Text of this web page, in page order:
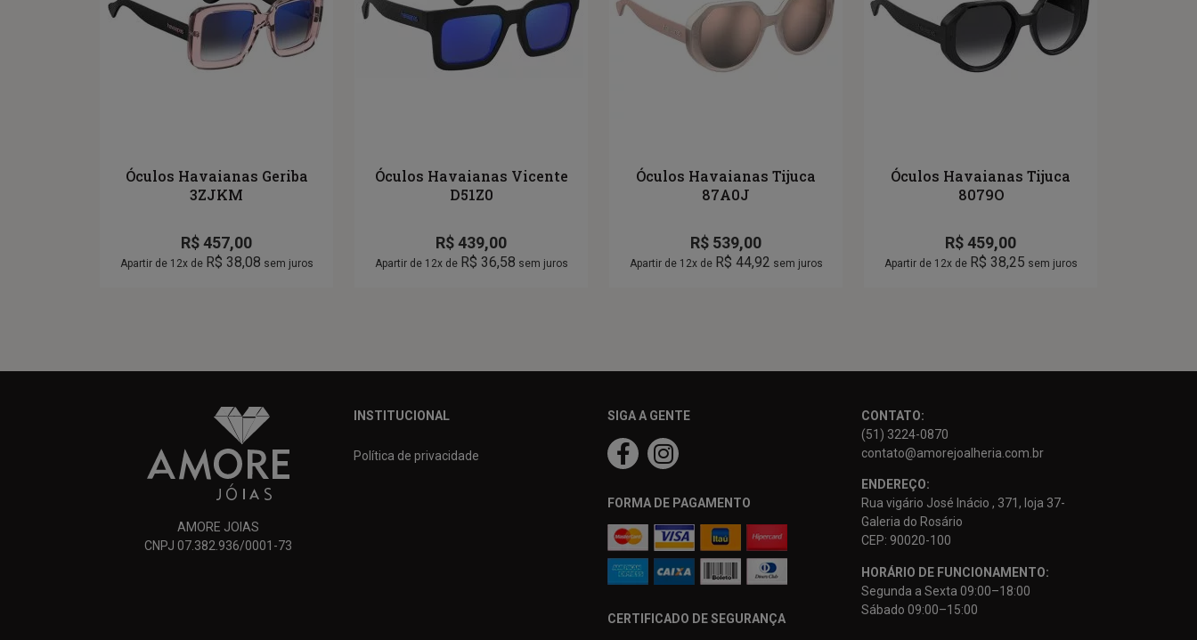
Óculos Havaianas Geriba
3ZJKM
R$457,00
Apartir de 12x de R$ 38,08 sem juros
Óculos Havaianas Vicente
D51Z0
R$439,00
Apartir de 12x de R$ 36,58 sem juros
Óculos Havaianas Tijuca
87A0J
R$ 539,00
Apartir de 12x de R$ 44,92 sem juros
Óculos Havaianas Tijuca
8079O
R$459,00
Apartir de 12x de R$ 38,25 sem juros
AMORE JOIAS
CNPJ 07.382.936/0001-73
INSTITUCIONAL
Política de privacidade
SIGA A GENTE
FORMA DE PAGAMENTO
CERTIFICADO DE SEGURANÇA
CONTATO:
(51) 3224-0870
contato@amorejoalheria.com.br
ENDEREÇO:
Rua vigário José Inácio , 371, loja 37-
Galeria do Rosário
CEP: 90020-100
HORÁRIO DE FUNCIONAMENTO:
Segunda a Sexta 09:00–18:00
Sábado 09:00–15:00